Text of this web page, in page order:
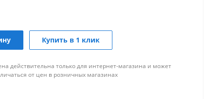
Купить в 1 клик
действительна только для интернет-магазина и может
от цен в розничных магазинах